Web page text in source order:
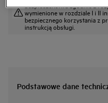
bezpieczeństwa zgodnie z
wymienione w rozdziale I i II
bezpiecznego korzystania z
instrukcją obsługi.
Podstawowe dane